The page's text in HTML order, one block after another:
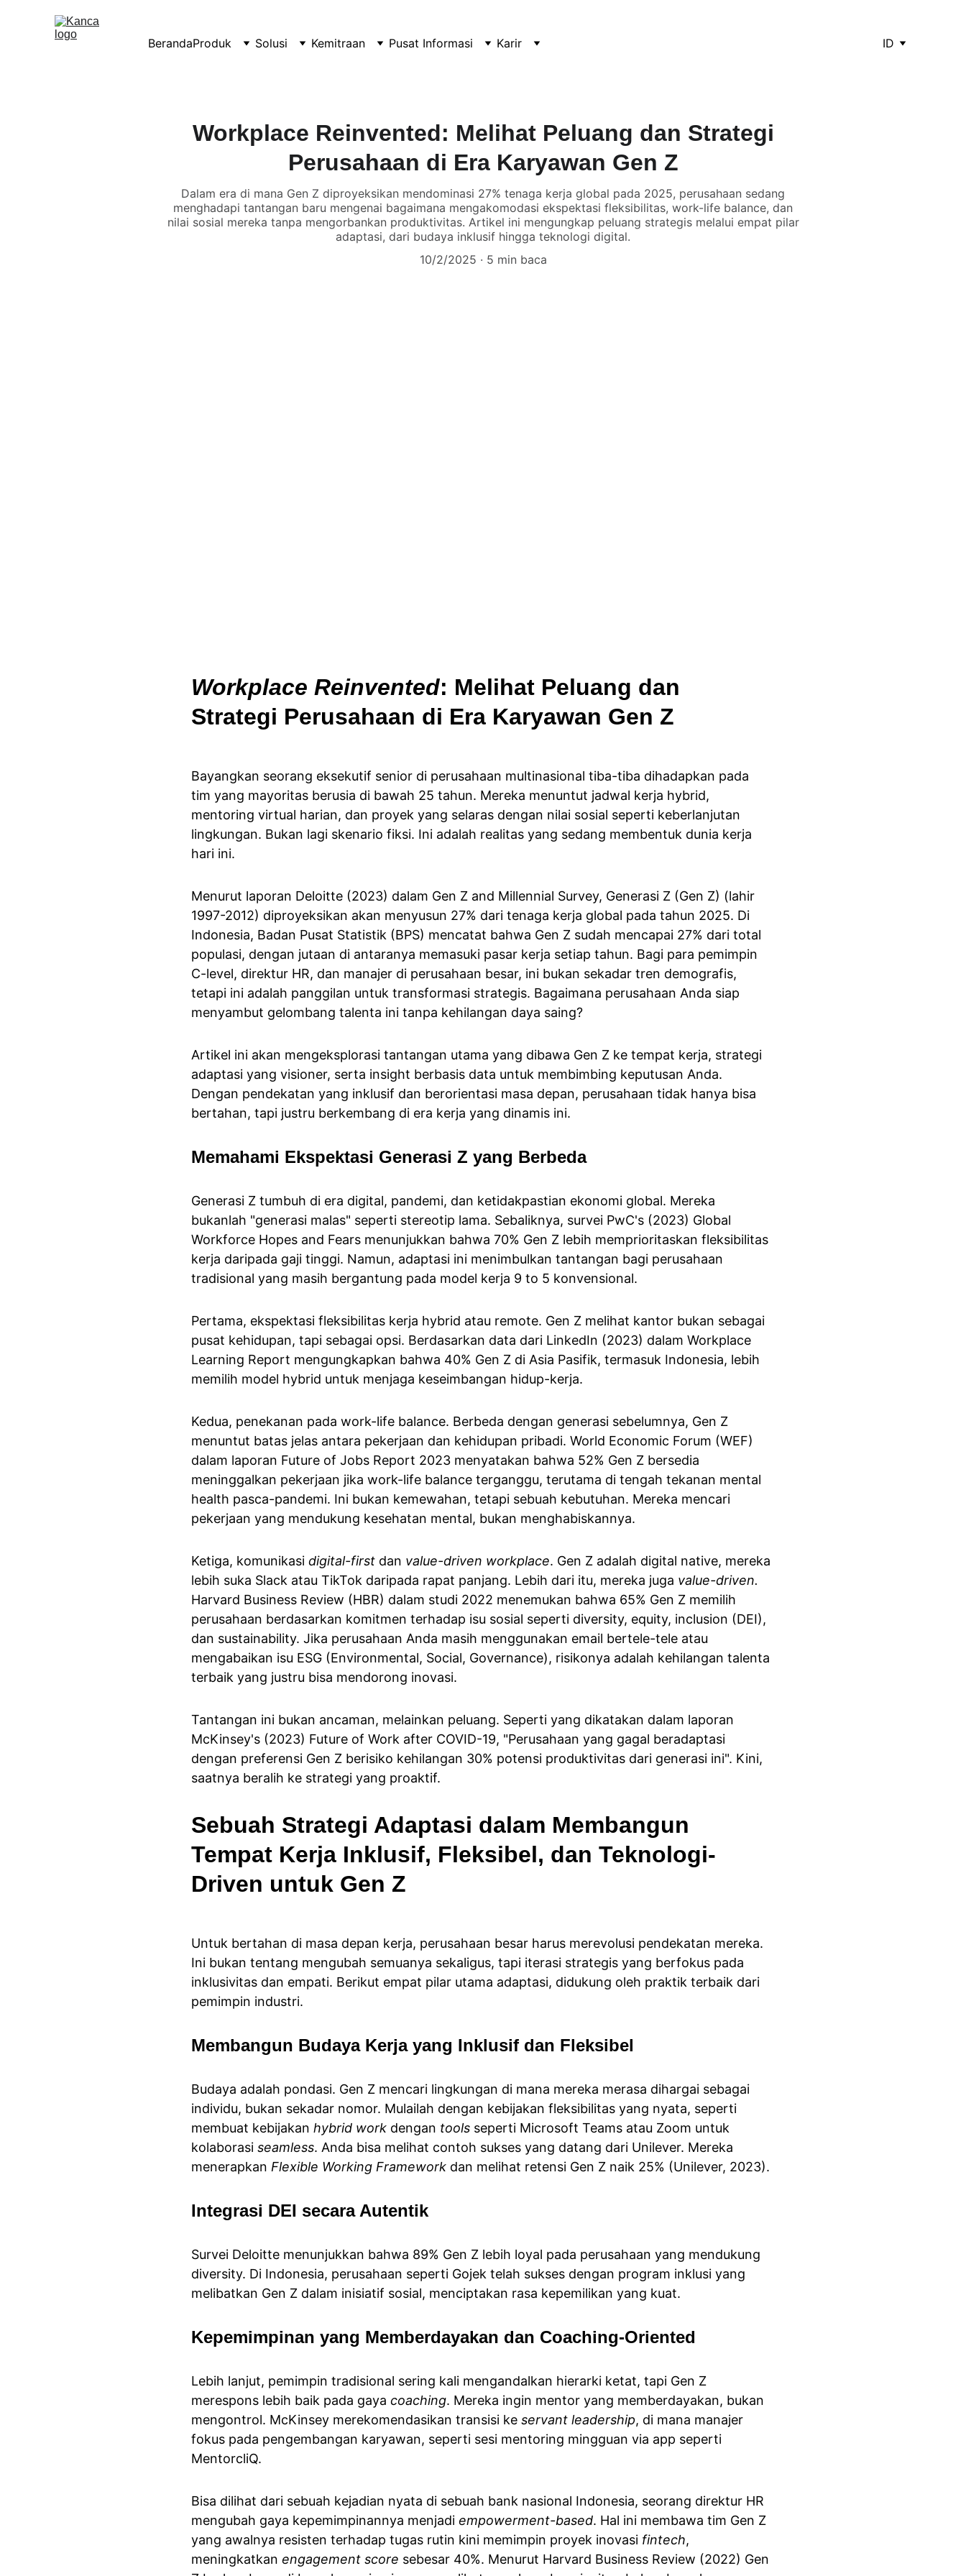
BerandaProduk Solusi Kemitraan Pusat Informasi Karir ID
Workplace Reinvented: Melihat Peluang dan Strategi
Perusahaan di Era Karyawan Gen Z
Dalam era di mana Gen Z diproyeksikan mendominasi 27% tenaga kerja global pada 2025, perusahaan sedang
menghadapi tantangan baru mengenai bagaimana mengakomodasi ekspektasi fleksibilitas, work-life balance, dan
nilai sosial mereka tanpa mengorbankan produktivitas. Artikel ini mengungkap peluang strategis melalui empat pilar
adaptasi, dari budaya inklusif hingga teknologi digital.
10/2/2025
5 min baca
Workplace Reinvented: Melihat Peluang dan
Strategi Perusahaan di Era Karyawan Gen Z
Bayangkan seorang eksekutif senior di perusahaan multinasional tiba-tiba dihadapkan pada
tim yang mayoritas berusia di bawah 25 tahun. Mereka menuntut jadwal kerja hybrid,
mentoring virtual harian, dan proyek yang selaras dengan nilai sosial seperti keberlanjutan
lingkungan. Bukan lagi skenario fiksi. Ini adalah realitas yang sedang membentuk dunia kerja
hari ini.
Menurut laporan Deloitte (2023) dalam Gen Z and Millennial Survey, Generasi Z (Gen Z) (lahir
1997-2012) diproyeksikan akan menyusun 27% dari tenaga kerja global pada tahun 2025. Di
Indonesia, Badan Pusat Statistik (BPS) mencatat bahwa Gen Z sudah mencapai 27% dari total
populasi, dengan jutaan di antaranya memasuki pasar kerja setiap tahun. Bagi para pemimpin
C-level, direktur HR, dan manajer di perusahaan besar, ini bukan sekadar tren demografis,
tetapi ini adalah panggilan untuk transformasi strategis. Bagaimana perusahaan Anda siap
menyambut gelombang talenta ini tanpa kehilangan daya saing?
Artikel ini akan mengeksplorasi tantangan utama yang dibawa Gen Z ke tempat kerja, strategi
adaptasi yang visioner, serta insight berbasis data untuk membimbing keputusan Anda.
Dengan pendekatan yang inklusif dan berorientasi masa depan, perusahaan tidak hanya bisa
bertahan, tapi justru berkembang di era kerja yang dinamis ini.
Memahami Ekspektasi Generasi Z yang Berbeda
Generasi Z tumbuh di era digital, pandemi, dan ketidakpastian ekonomi global. Mereka
bukanlah "generasi malas" seperti stereotip lama. Sebaliknya, survei PwC's (2023) Global
Workforce Hopes and Fears menunjukkan bahwa 70% Gen Z lebih memprioritaskan fleksibilitas
kerja daripada gaji tinggi. Namun, adaptasi ini menimbulkan tantangan bagi perusahaan
tradisional yang masih bergantung pada model kerja 9 to 5 konvensional.
Pertama, ekspektasi fleksibilitas kerja hybrid atau remote. Gen Z melihat kantor bukan sebagai
pusat kehidupan, tapi sebagai opsi. Berdasarkan data dari LinkedIn (2023) dalam Workplace
Learning Report mengungkapkan bahwa 40% Gen Z di Asia Pasifik, termasuk Indonesia, lebih
memilih model hybrid untuk menjaga keseimbangan hidup-kerja.
Kedua, penekanan pada work-life balance. Berbeda dengan generasi sebelumnya, Gen Z
menuntut batas jelas antara pekerjaan dan kehidupan pribadi. World Economic Forum (WEF)
dalam laporan Future of Jobs Report 2023 menyatakan bahwa 52% Gen Z bersedia
meninggalkan pekerjaan jika work-life balance terganggu, terutama di tengah tekanan mental
health pasca-pandemi. Ini bukan kemewahan, tetapi sebuah kebutuhan. Mereka mencari
pekerjaan yang mendukung kesehatan mental, bukan menghabiskannya.
Ketiga, komunikasi digital-first dan value-driven workplace. Gen Z adalah digital native, mereka
lebih suka Slack atau TikTok daripada rapat panjang. Lebih dari itu, mereka juga value-driven.
Harvard Business Review (HBR) dalam studi 2022 menemukan bahwa 65% Gen Z memilih
perusahaan berdasarkan komitmen terhadap isu sosial seperti diversity, equity, inclusion (DEI),
dan sustainability. Jika perusahaan Anda masih menggunakan email bertele-tele atau
mengabaikan isu ESG (Environmental, Social, Governance), risikonya adalah kehilangan talenta
terbaik yang justru bisa mendorong inovasi.
Tantangan ini bukan ancaman, melainkan peluang. Seperti yang dikatakan dalam laporan
McKinsey's (2023) Future of Work after COVID-19, "Perusahaan yang gagal beradaptasi
dengan preferensi Gen Z berisiko kehilangan 30% potensi produktivitas dari generasi ini". Kini,
saatnya beralih ke strategi yang proaktif.
Sebuah Strategi Adaptasi dalam Membangun
Tempat Kerja Inklusif, Fleksibel, dan Teknologi-
Driven untuk Gen Z
Untuk bertahan di masa depan kerja, perusahaan besar harus merevolusi pendekatan mereka.
Ini bukan tentang mengubah semuanya sekaligus, tapi iterasi strategis yang berfokus pada
inklusivitas dan empati. Berikut empat pilar utama adaptasi, didukung oleh praktik terbaik dari
pemimpin industri.
Membangun Budaya Kerja yang Inklusif dan Fleksibel
Budaya adalah pondasi. Gen Z mencari lingkungan di mana mereka merasa dihargai sebagai
individu, bukan sekadar nomor. Mulailah dengan kebijakan fleksibilitas yang nyata, seperti
membuat kebijakan hybrid work dengan tools seperti Microsoft Teams atau Zoom untuk
kolaborasi seamless. Anda bisa melihat contoh sukses yang datang dari Unilever. Mereka
menerapkan Flexible Working Framework dan melihat retensi Gen Z naik 25% (Unilever, 2023).
Integrasi DEI secara Autentik
Survei Deloitte menunjukkan bahwa 89% Gen Z lebih loyal pada perusahaan yang mendukung
diversity. Di Indonesia, perusahaan seperti Gojek telah sukses dengan program inklusi yang
melibatkan Gen Z dalam inisiatif sosial, menciptakan rasa kepemilikan yang kuat.
Kepemimpinan yang Memberdayakan dan Coaching-Oriented
Lebih lanjut, pemimpin tradisional sering kali mengandalkan hierarki ketat, tapi Gen Z
merespons lebih baik pada gaya coaching. Mereka ingin mentor yang memberdayakan, bukan
mengontrol. McKinsey merekomendasikan transisi ke servant leadership, di mana manajer
fokus pada pengembangan karyawan, seperti sesi mentoring mingguan via app seperti
MentorcliQ.
Bisa dilihat dari sebuah kejadian nyata di sebuah bank nasional Indonesia, seorang direktur HR
mengubah gaya kepemimpinannya menjadi empowerment-based. Hal ini membawa tim Gen Z
yang awalnya resisten terhadap tugas rutin kini memimpin proyek inovasi fintech,
meningkatkan engagement score sebesar 40%. Menurut Harvard Business Review (2022) Gen